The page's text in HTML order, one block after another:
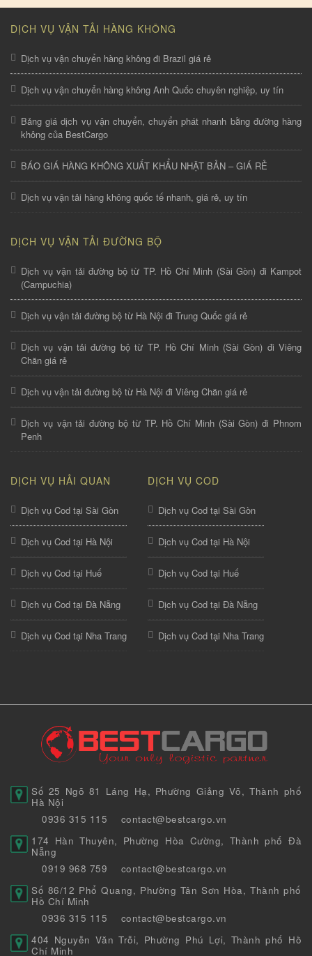
DỊCH VỤ VẬN TẢI HÀNG KHÔNG
Dịch vụ vận chuyển hàng không đi Brazil giá rẻ
Dịch vụ vận chuyển hàng không Anh Quốc chuyên nghiệp, uy tín
Bảng giá dịch vụ vận chuyển, chuyển phát nhanh bằng đường hàng
không của BestCargo
BÁO GIÁ HÀNG KHÔNG XUẤT KHẨU NHẬT BẢN – GIÁ RẺ
Dịch vụ vận tải hàng không quốc tế nhanh, giá rẻ, uy tín
DỊCH VỤ VẬN TẢI ĐƯỜNG BỘ
Dịch vụ vận tải đường bộ từ TP. Hồ Chí Minh (Sài Gòn) đi Kampot
(Campuchia)
Dịch vụ vận tải đường bộ từ Hà Nội đi Trung Quốc giá rẻ
Dịch vụ vận tải đường bộ từ TP. Hồ Chí Minh (Sài Gòn) đi Viêng
Chăn giá rẻ
Dịch vụ vận tải đường bộ từ Hà Nội đi Viêng Chăn giá rẻ
Dịch vụ vận tải đường bộ từ TP. Hồ Chí Minh (Sài Gòn) đi Phnom
Penh
DỊCH VỤ HẢI QUAN
Dịch vụ Cod tại Sài Gòn
Dịch vụ Cod tại Hà Nội
Dịch vụ Cod tại Huế
Dịch vụ Cod tại Đà Nẵng
Dịch vụ Cod tại Nha Trang
DỊCH VỤ COD
Dịch vụ Cod tại Sài Gòn
Dịch vụ Cod tại Hà Nội
Dịch vụ Cod tại Huế
Dịch vụ Cod tại Đà Nẵng
Dịch vụ Cod tại Nha Trang
Số 25 Ngõ 81 Láng Hạ, Phường Giảng Võ, Thành phố
Hà Nội
0936 315 115
contact@bestcargo.vn
174 Hàn Thuyên, Phường Hòa Cường, Thành phố Đà
Nẵng
0919 968 759
contact@bestcargo.vn
Số 86/12 Phổ Quang, Phường Tân Sơn Hòa, Thành phố
Hồ Chí Minh
0936 315 115
contact@bestcargo.vn
404 Nguyễn Văn Trỗi, Phường Phú Lợi, Thành phố Hồ
Chí Minh